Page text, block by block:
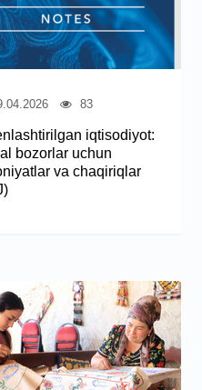
83
iqtisodiyot:
bozorlar uchun
va chaqiriqlar